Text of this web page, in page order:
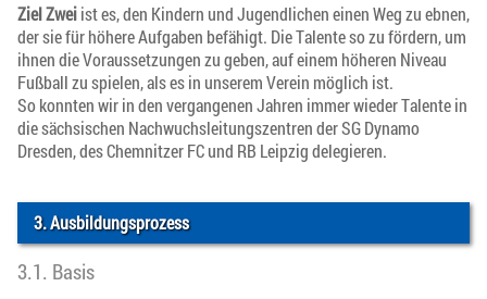
Ziel Zweiist es, den Kindern und Jugendlichen einen Weg zu ebnen,
der sie für höhere Aufgaben befähigt. Die Talente so zu fördern, um
ihnen die Voraussetzungen zu geben, auf einem höheren Niveau
Fußball zu spielen, als es in unserem Verein möglich ist.
So konnten wir in den vergangenen Jahren immer wieder Talente in
die sächsischen Nachwuchsleitungszentren der SG Dynamo
Dresden, des Chemnitzer FC und RB Leipzig delegieren.
3. Ausbildungsprozess
3.1. Basis